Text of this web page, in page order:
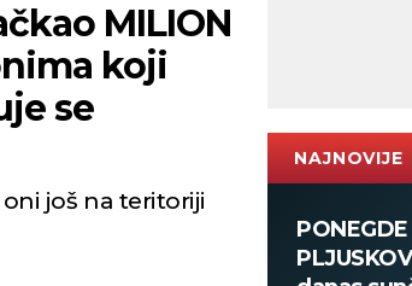
MILION
koji
se
još na teritoriji
NAJNOVIJE